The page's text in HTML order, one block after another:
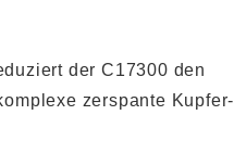
der C17300 den
zerspante Kupfer-